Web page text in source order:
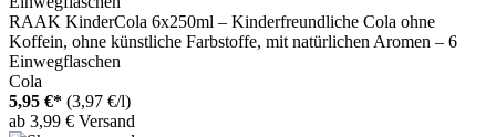
RAAK KinderCola 6x250ml – Kinderfreundliche Cola ohne
Koffein, ohne künstliche Farbstoffe, mit natürlichen Aromen – 6
Einwegflaschen
Cola
5,95 €* (3,97 €/l)
ab 3,99 € Versand